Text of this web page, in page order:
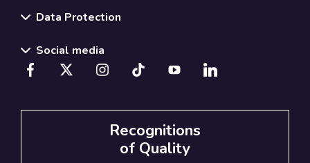
Data Protection
Social media
Recognitions
of Quality